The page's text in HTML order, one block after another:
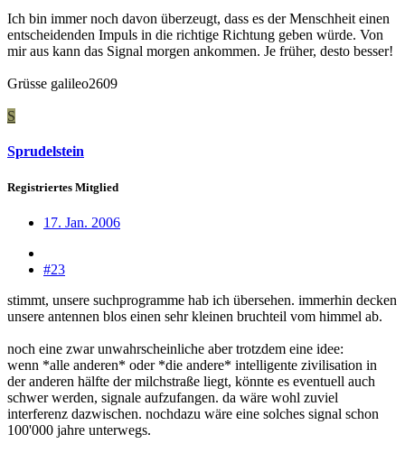
Ich bin immer noch davon überzeugt, dass es der Menschheit einen
entscheidenden Impuls in die richtige Richtung geben würde. Von
mir aus kann das Signal morgen ankommen. Je früher, desto besser!
Grüsse galileo2609
S
Sprudelstein
Registriertes Mitglied
17. Jan. 2006
#23
stimmt, unsere suchprogramme hab ich übersehen. immerhin decken
unsere antennen blos einen sehr kleinen bruchteil vom himmel ab.
noch eine zwar unwahrscheinliche aber trotzdem eine idee:
wenn *alle anderen* oder *die andere* intelligente zivilisation in
der anderen hälfte der milchstraße liegt, könnte es eventuell auch
schwer werden, signale aufzufangen. da wäre wohl zuviel
interferenz dazwischen. nochdazu wäre eine solches signal schon
100'000 jahre unterwegs.